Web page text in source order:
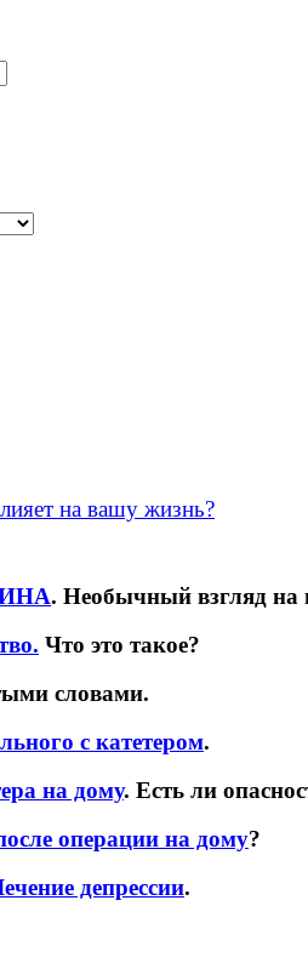
на вашу жизнь?
. Необычный взгляд на
Что это такое?
словами.
с катетером.
на дому. Есть ли
операции на дому?
депрессии.